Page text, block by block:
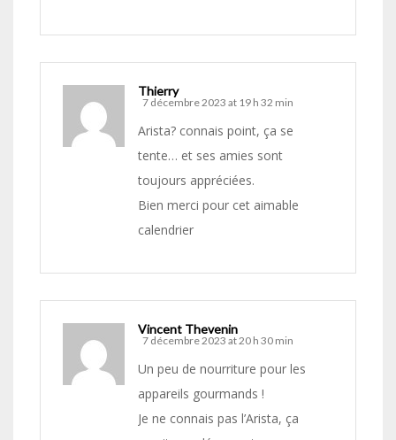
Thierry
7 décembre 2023 at 19 h 32 min
Arista? connais point, ça se
tente… et ses amies sont
toujours appréciées.
Bien merci pour cet aimable
calendrier
Vincent Thevenin
7 décembre 2023 at 20 h 30 min
Un peu de nourriture pour les
appareils gourmands !
Je ne connais pas l’Arista, ça